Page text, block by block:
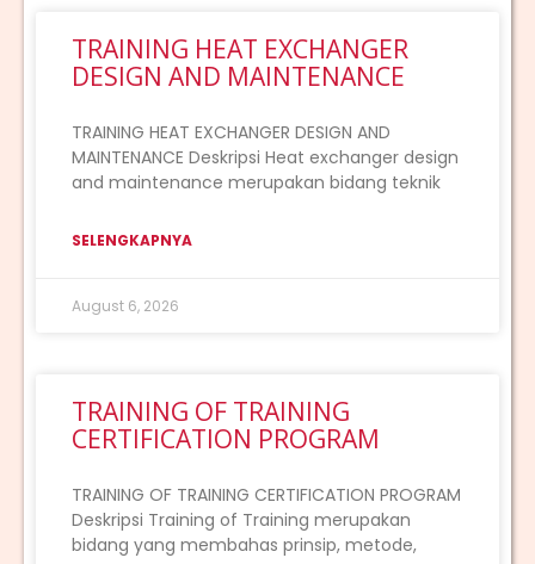
TRAINING HEAT EXCHANGER
DESIGN AND MAINTENANCE
TRAINING HEAT EXCHANGER DESIGN AND
MAINTENANCE Deskripsi Heat exchanger design
and maintenance merupakan bidang teknik
SELENGKAPNYA
August 6, 2026
TRAINING OF TRAINING
CERTIFICATION PROGRAM
TRAINING OF TRAINING CERTIFICATION PROGRAM
Deskripsi Training of Training merupakan
bidang yang membahas prinsip, metode,